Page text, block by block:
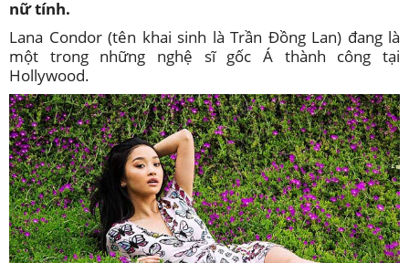
nữ tính.
Lana Condor (tên khai sinh là Trần Đồng Lan) đang là
một trong những nghệ sĩ gốc Á thành công tại
Hollywood.